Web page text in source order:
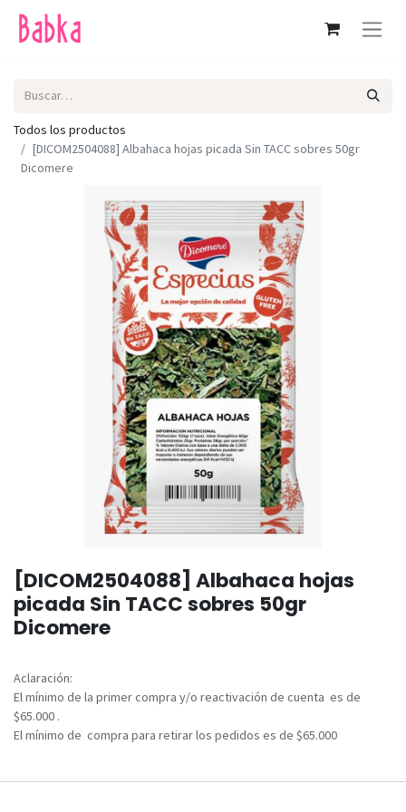
Todos los productos
[DICOM2504088] Albahaca hojas picada Sin TACC sobres 50gr
Dicomere
[DICOM2504088] Albahaca hojas
picada Sin TACC sobres 50gr
Dicomere
Aclaración:
El mínimo de la primer compra y/o reactivación de cuenta es de
$65.000 .
El mínimo de compra para retirar los pedidos es de $65.000